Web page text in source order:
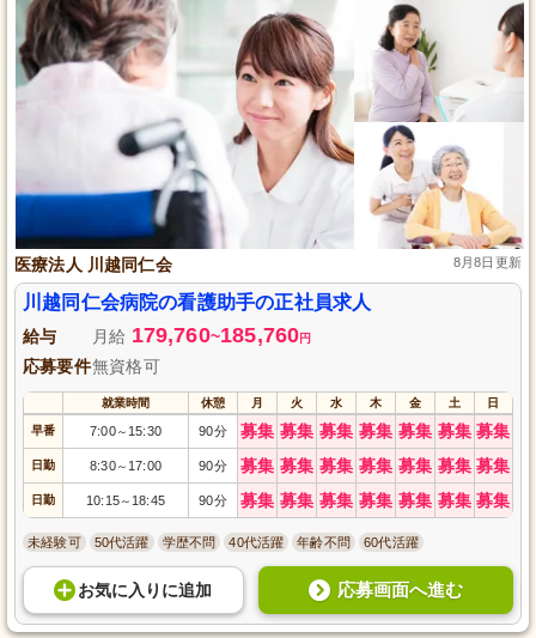
医療法人 川越同仁会 8月8日更新
川越同仁会病院の看護助手の正社員求人
給与 月給 179,760~185,760円
応募要件無資格可
就業時間 休憩 月 火 水 木 金 土 日
早番 7:00～ 15:30 90分 募集 募集 募集 募集 募集 募集 募集
日勤 8:30～ 17:00 90分 募集 募集 募集 募集 募集 募集 募集
日勤 10:15～ 18:45 90分 募集 募集 募集 募集 募集 募集 募集
未経験可 50代活躍 学歴不問 40代活躍 年齢不問 60代活躍
お気に入り に追加 応募画面へ進む